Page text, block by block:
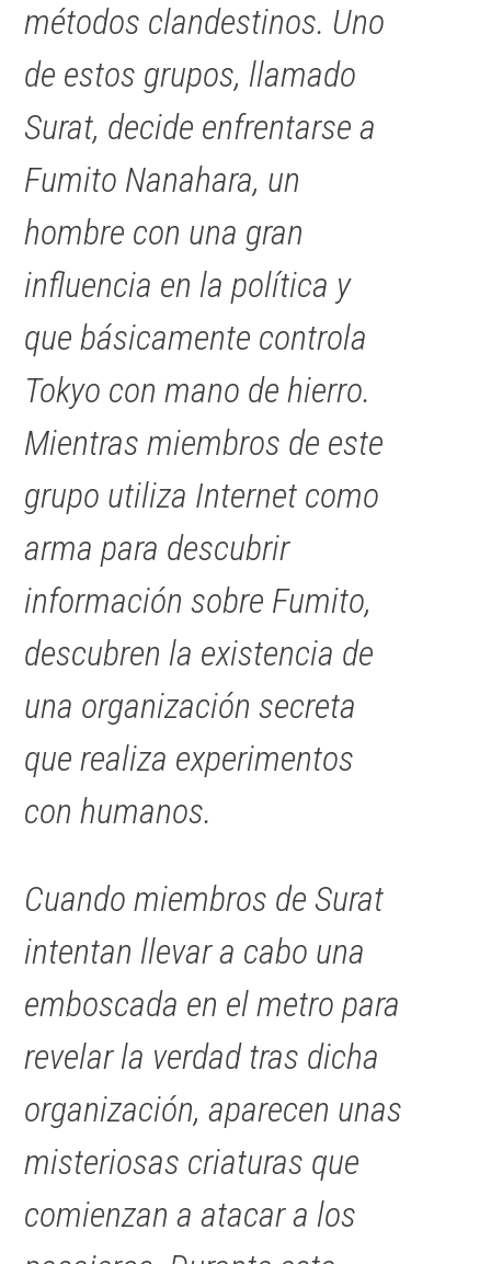
métodos clandestinos. Uno
de estos grupos, llamado
Surat, decide enfrentarse a
Fumito Nanahara, un
hombre con una gran
influencia en la política y
que básicamente controla
Tokyo con mano de hierro.
Mientras miembros de este
grupo utiliza Internet como
arma para descubrir
información sobre Fumito,
descubren la existencia de
una organización secreta
que realiza experimentos
con humanos.
Cuando miembros de Surat
intentan llevar a cabo una
emboscada en el metro para
revelar la verdad tras dicha
organización, aparecen unas
misteriosas criaturas que
comienzan a atacar a los